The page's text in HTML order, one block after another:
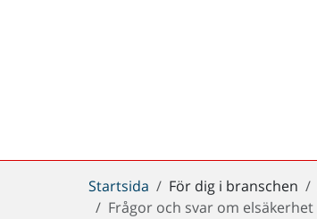
Du
är
Startsida För dig i branschen
Frågor och svar om